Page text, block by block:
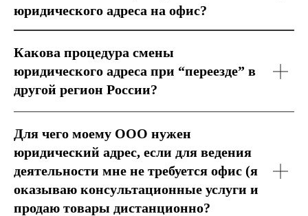
юридического адреса на офис?
Какова процедура смены
юридического адреса при “переезде” в
другой регион России?
Для чего моему ООО нужен
юридический адрес, если для ведения
деятельности мне не требуется офис (я
оказываю консультационные услуги и
продаю товары дистанционно?